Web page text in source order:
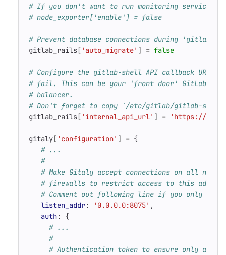
# If you don't want to run monitoring services
# node_exporter['enable'] = false
# Prevent database connections during 'gitlab-
gitlab_rails[ 'auto_migrate' ] = false
# Configure the gitlab-shell API callback
# fail. This can be your 'front door' GitLab
# balancer.
# Don't forget to copy `/etc/gitlab/gitlab-
gitlab_rails[ 'internal_api_url' ] = 'https://
gitaly[ 'configuration' ] = {
# ...
#
# Make Gitaly accept connections on all
# firewalls to restrict access to this
# Comment out following line if you only want
listen_addr: '0.0.0.0:8075' ,
auth:
{
# ...
#
# Authentication token to ensure only